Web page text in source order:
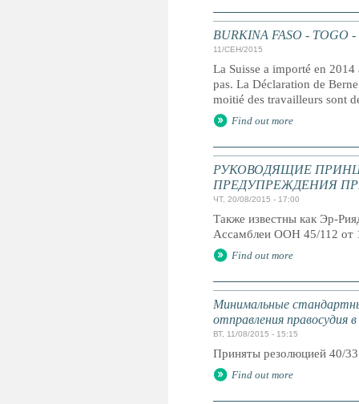
BURKINA FASO - TOGO -
11/СЕН/2015
La Suisse a importé en
pas. La Déclaration de
moitié des travailleurs sont
Find out more
РУКОВОДЯЩИЕ
ПРЕДУПРЕЖДЕНИЯ
ЧТ, 20/08/2015 - 17:00
Также известны как Эр-
Ассамблеи ООН 45/112 от
Find out more
Минимальные
отправления правосудия
ВТ, 11/08/2015 - 15:15
Приняты резолюцией 40/
Find out more